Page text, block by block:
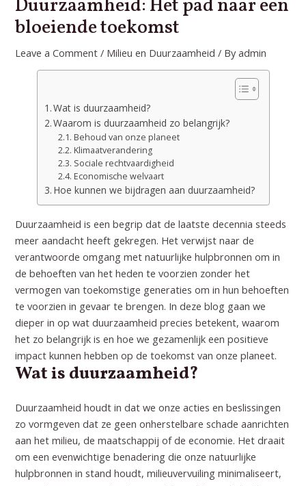
Duurzaamheid: Het pad naar een
bloeiende toekomst
Leave a Comment / Milieu en Duurzaamheid / Byadmin
Wat is duurzaamheid?
Waarom is duurzaamheid zo belangrijk?
Behoud van onze planeet
Klimaatverandering
Sociale rechtvaardigheid
Economische welvaart
Hoe kunnen we bijdragen aan duurzaamheid?
Duurzaamheid is een begrip dat de laatste decennia steeds
meer aandacht heeft gekregen. Het verwijst naar de
verantwoorde omgang met natuurlijke hulpbronnen om in
de behoeften van het heden te voorzien zonder het
vermogen van toekomstige generaties om in hun behoeften
te voorzien in gevaar te brengen. In deze blog gaan we
dieper in op wat duurzaamheid precies betekent, waarom
het zo belangrijk is en hoe we gezamenlijk een positieve
impact kunnen hebben op de toekomst van onze planeet.
Wat is duurzaamheid?
Duurzaamheid houdt in dat we onze acties en beslissingen
zo vormgeven dat ze geen onherstelbare schade aanrichten
aan het milieu, demaatschappij of de economie. Het draait
om een evenwichtige benadering die onze natuurlijke
hulpbronnen in stand houdt, milieuvervuiling minimaliseert,